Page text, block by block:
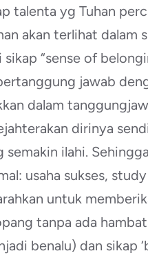
talenta yg Tuhan
akan terlihat dalam
“sense of
jawab
dalam
dirinya
ilahi.
usaha sukses,
untuk
tanpa ada
benalu) dan sikap